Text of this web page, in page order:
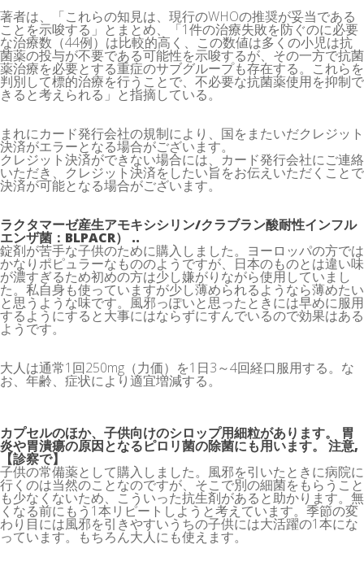
著者は、「これらの知見は、現行のWHOの推奨が妥当である
ことを示唆する」とまとめ、「1件の治療失敗を防ぐのに必要
な治療数（44例）は比較的高く、この数値は多くの小児は抗
菌薬の投与が不要である可能性を示唆するが、その一方で抗菌
薬治療を必要とする重症のサブグループも存在する。これらを
判別して標的治療を行うことで、不必要な抗菌薬使用を抑制で
きると考えられる」と指摘している。
まれにカード発行会社の規制により、国をまたいだクレジット
決済がエラーとなる場合がございます。
クレジット決済ができない場合には、カード発行会社にご連絡
いただき、クレジット決済をしたい旨をお伝えいただくことで
決済が可能となる場合がございます。
ラクタマーゼ産生アモキシシリン/クラブラン酸耐性インフル
エンザ菌：BLPACR） ..
錠剤が苦手な子供のために購入しました。ヨーロッパの方では
かなりポピュラーなもののようですが、日本のものとは違い味
が濃すぎるため初めの方は少し嫌がりながら使用していまし
た。私自身も使っていますが少し薄められるようなら薄めたい
と思うような味です。風邪っぽいと思ったときには早めに服用
するようにすると大事にはならずにすんでいるので効果はある
ようです。
大人は通常1回250mg（力価）を1日3～4回経口服用する。な
お、年齢、症状により適宜増減する。
カプセルのほか、子供向けのシロップ用細粒があります。 胃
炎や胃潰瘍の原因となるピロリ菌の除菌にも用います。 注意,
【診察で】
子供の常備薬として購入しました。風邪を引いたときに病院に
行くのは当然のことなのですが、そこで別の細菌をもらうこと
も少なくないため、こういった抗生剤があると助かります。無
くなる前にもう1本リピートしようと考えています。季節の変
わり目には風邪を引きやすいうちの子供には大活躍の1本にな
っています。もちろん大人にも使えます。